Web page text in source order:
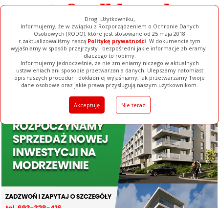
Drogi Użytkowniku,
Informujemy, że w związku z Rozporządzeniem o Ochronie Danych
Osobowych (RODO), które jest stosowane od 25 maja 2018
r.zaktualizowaliśmy naszą Politykę prywatności. W dokumencie tym
wyjaśniamy w sposób przejrzysty i bezpośredni jakie informacje zbieramy i
dlaczego to robimy.
Informujemy jednocześnie, że nie zmieniamy niczego w aktualnych
ustawieniach ani sposobie przetwarzania danych. Ulepszamy natomiast
opis naszych procedur i dokładniej wyjaśniamy, jak przetwarzamy Twoje
dane osobowe oraz jakie prawa przysługują naszym użytkownikom.
Akceptuję Nie teraz
Ogłoszenia Filmy Galerie Baza Firm Pełna Wersja